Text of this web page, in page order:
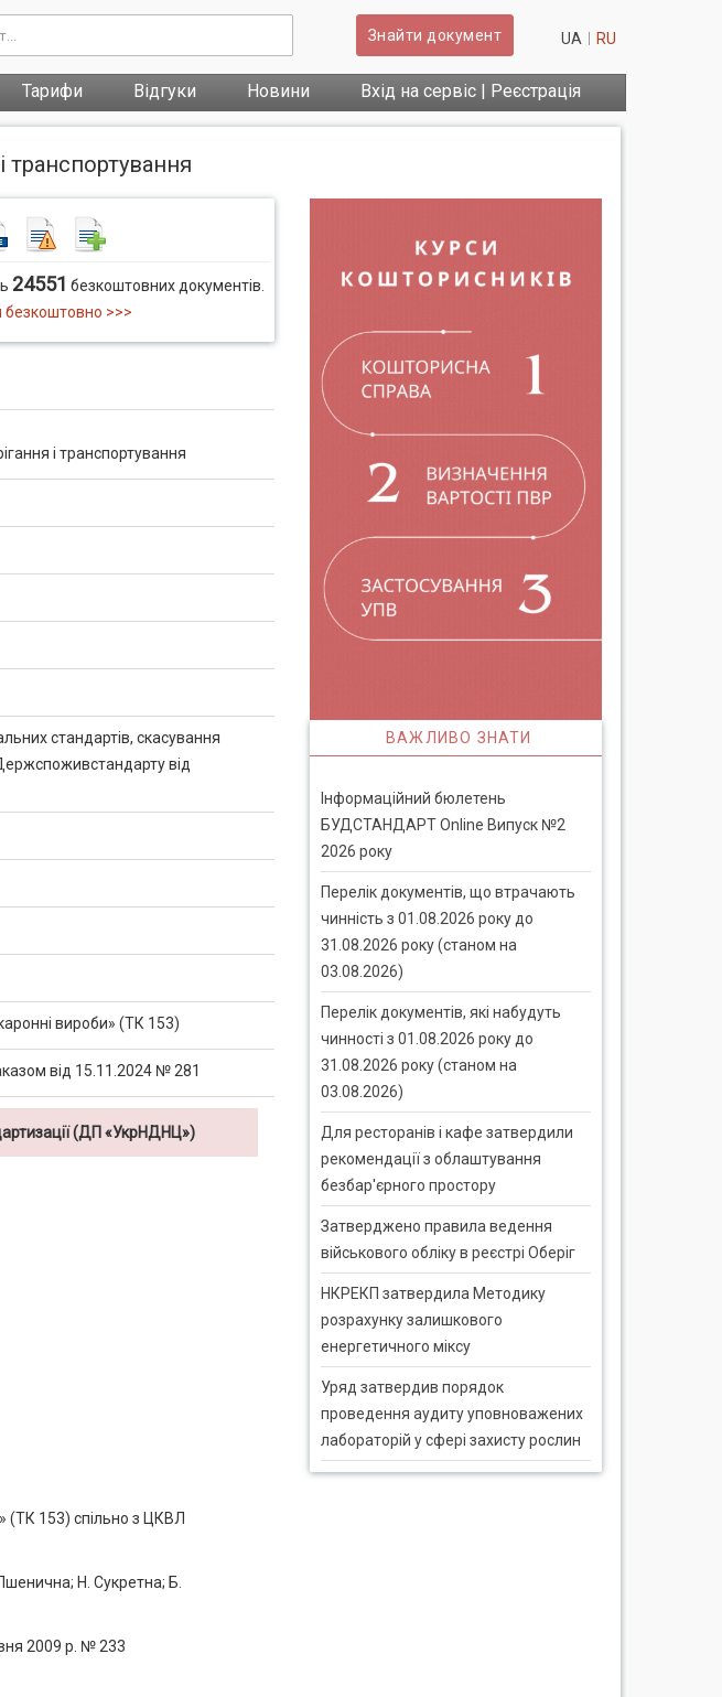
Знайти документ UA RU
Тарифи Відгуки Новини Вхід на сервіс | Реєстрація
транспортування
24551 безкоштовних документів.
безкоштовно >>>
і транспортування
стандартів, скасування
від
вироби» (ТК 153)
від 15.11.2024 № 281
(ДП «УкрНДНЦ»)
(ТК 153) спільно з ЦКВЛ
Н. Сукретна; Б.
2009 р. № 233
ВАЖЛИВО ЗНАТИ
Інформаційний бюлетень
БУДСТАНДАРТ Online Випуск №2
2026 року
Перелік документів, що втрачають
чинність з 01.08.2026 року до
31.08.2026 року (станом на
03.08.2026)
Перелік документів, які набудуть
чинності з 01.08.2026 року до
31.08.2026 року (станом на
03.08.2026)
Для ресторанів і кафе затвердили
рекомендації з облаштування
безбар'єрного простору
Затверджено правила ведення
військового обліку в реєстрі Оберіг
НКРЕКП затвердила Методику
розрахунку залишкового
енергетичного міксу
Уряд затвердив порядок
проведення аудиту уповноважених
лабораторій у сфері захисту рослин